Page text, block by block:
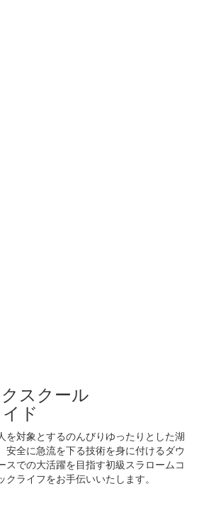
スクール
ド
を対象とするのんびりゆったりとした湖
安全に急流を下る技術を身に付けるダウ
スでの大活躍を目指す初級スラロームコ
ライフをお手伝いいたします。